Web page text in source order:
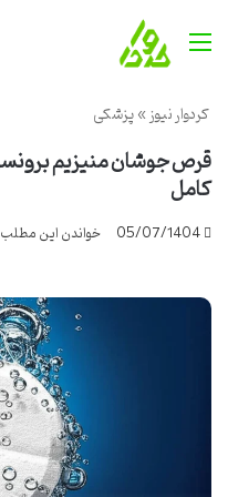
منو
کردوار نیوز»پزشکی
کامل
05/07/1404 خواندن این مطلب 20 دقیقه زمان میبرد